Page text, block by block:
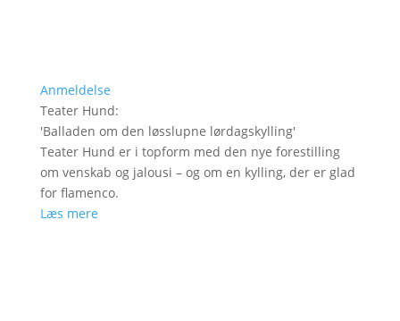
Anmeldelse
Teater Hund:
'Balladen om den løsslupne lørdagskylling'
Teater Hund er i topform med den nye forestilling
om venskab og jalousi – og om en kylling, der er glad
for flamenco.
Læs mere